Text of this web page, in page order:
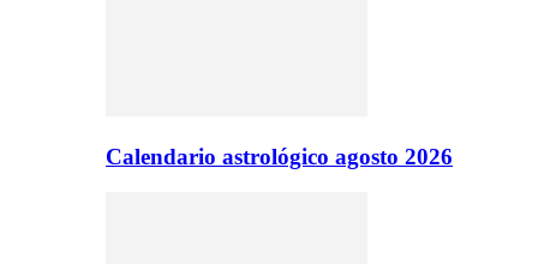
Calendario astrológico agosto 2026